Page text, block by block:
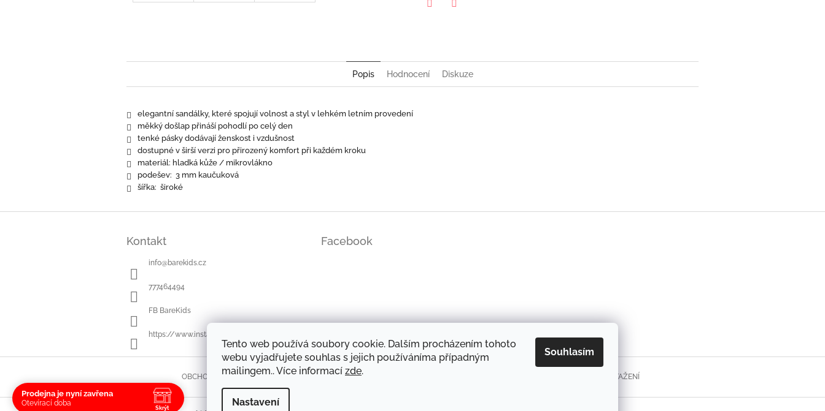
Tento web používá soubory cookie. Dalším procházením tohoto
webu vyjadřujete souhlas s jejich používáníma případným
mailingem.. Více informací zde.
Nastavení
Souhlasím
Popis Hodnocení Diskuze
elegantní sandálky, které spojují volnost a styl v lehkém letním provedení
měkký došlap přináší pohodlí po celý den
tenké pásky dodávají ženskost i vzdušnost
dostupné v širší verzi pro přirozený komfort při každém kroku
materiál: hladká kůže / mikrovlákno
podešev: 3 mm kaučuková
šířka: široké
Kontakt
info@barekids.cz
777464494
FB BareKids
https://www.instagram.com/barekids/
Facebook
OBCHODNÍ PODMÍNKY DOPRAVA A PLATBA OCHRANA OSOBNÍCH ÚDAJŮ FORMULÁŘE KE STAŽENÍ
Prodejna je nyní zavřena
Otevírací doba
Skrýt